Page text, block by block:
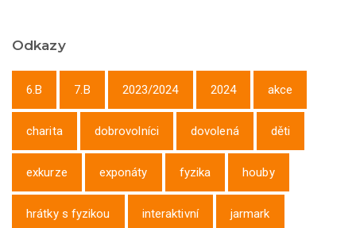
Odkazy
6.B 7.B 2023/2024 2024 akce
charita dobrovolníci dovolená děti
exkurze exponáty fyzika houby
hrátky s fyzikou interaktivní jarmark